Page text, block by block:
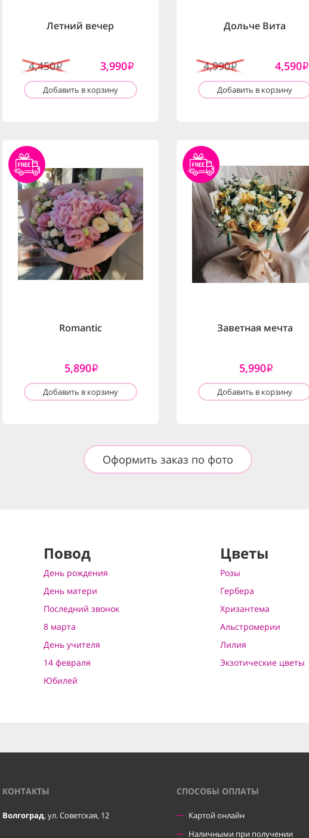
Летний вечер
4,450i 3,990i
Добавить в корзину
Дольче Вита
4,990i 4,590i
Добавить в корзину
Romantic
5,890i
Добавить в корзину
Заветная мечта
5,990i
Добавить в корзину
Оформить заказ по фото
Повод
День рождения
День матери
Последний звонок
8 марта
День учителя
14 февраля
Юбилей
Цветы
Розы
Гербера
Хризантема
Альстромерии
Лилия
Экзотические цветы
КОНТАКТЫ
Волгоград, ул. Советская, 12
CПОСОБЫ ОПЛАТЫ
Картой онлайн
Наличными при получении